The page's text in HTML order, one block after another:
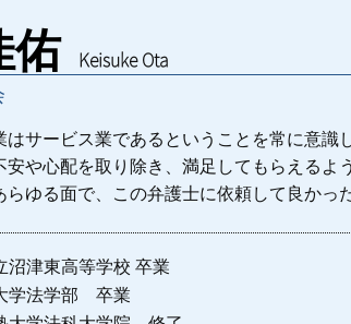
小平市
三鷹市
佑 Keisuke Ota
サービス業であるということを常に意識
や心配を取り除き、満足してもらえる
らゆる面で、この弁護士に依頼して良かっ
沼津東高等学校 卒業
学法学部 卒業